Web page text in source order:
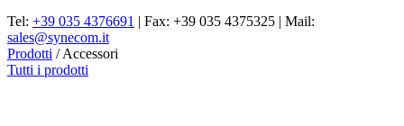
Tel: +39 035 4376691 | Fax: +39 035 4375325 | Mail:
sales@synecom.it
Prodotti /Accessori
Tutti i prodotti